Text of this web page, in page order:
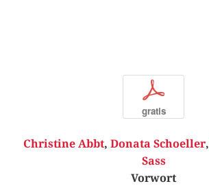
p
gratis
Christine Abbt, Donata Schoeller,
Sass
Vorwort